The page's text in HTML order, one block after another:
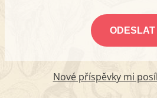
Nové příspěvky mi